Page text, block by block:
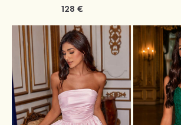
128 €